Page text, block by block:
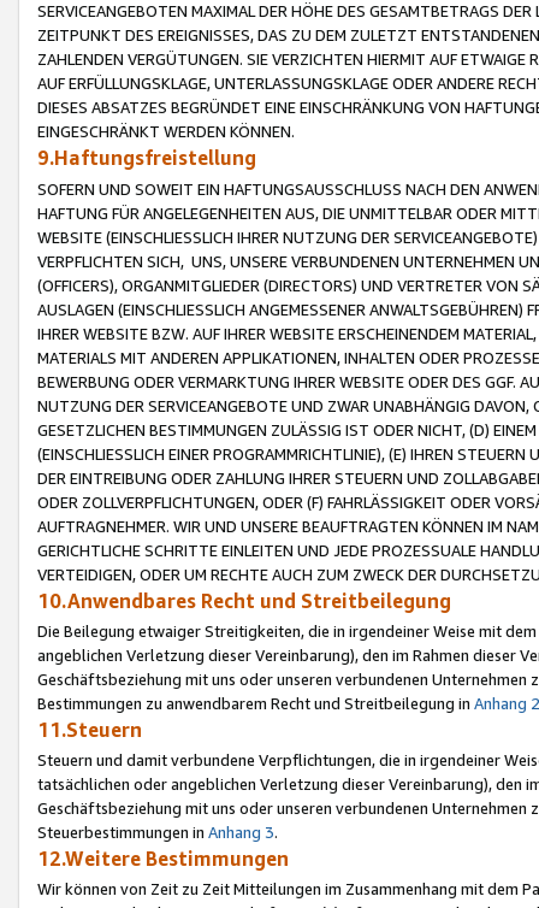
SERVICEANGEBOTEN MAXIMAL DER HÖHE DES GESAMTBETRAGS
ZEITPUNKT DES EREIGNISSES, DAS ZU DEM ZULETZT
ZAHLENDEN VERGÜTUNGEN. SIE VERZICHTEN HIERMIT AUF
AUF ERFÜLLUNGSKLAGE, UNTERLASSUNGSKLAGE ODER ANDERE
DIESES ABSATZES BEGRÜNDET EINE EINSCHRÄNKUNG VON
EINGESCHRÄNKT WERDEN KÖNNEN.
9.Haftungsfreistellung
SOFERN UND SOWEIT EIN HAFTUNGSAUSSCHLUSS NACH DEN
HAFTUNG FÜR ANGELEGENHEITEN AUS, DIE UNMITTELBAR ODER
WEBSITE (EINSCHLIESSLICH IHRER NUTZUNG DER
VERPFLICHTEN SICH, UNS, UNSERE VERBUNDENEN UNTERNEHMEN
(OFFICERS), ORGANMITGLIEDER (DIRECTORS) UND VERTRETER VON
AUSLAGEN (EINSCHLIESSLICH ANGEMESSENER
IHRER WEBSITE BZW. AUF IHRER WEBSITE ERSCHEINENDEM
MATERIALS MIT ANDEREN APPLIKATIONEN, INHALTEN ODER
BEWERBUNG ODER VERMARKTUNG IHRER WEBSITE ODER DES GGF.
NUTZUNG DER SERVICEANGEBOTE UND ZWAR UNABHÄNGIG
GESETZLICHEN BESTIMMUNGEN ZULÄSSIG IST ODER NICHT, (D)
(EINSCHLIESSLICH EINER PROGRAMMRICHTLINIE), (E) IHREN
DER EINTREIBUNG ODER ZAHLUNG IHRER STEUERN UND
ODER ZOLLVERPFLICHTUNGEN, ODER (F) FAHRLÄSSIGKEIT ODER
AUFTRAGNEHMER. WIR UND UNSERE BEAUFTRAGTEN KÖNNEN IM
GERICHTLICHE SCHRITTE EINLEITEN UND JEDE PROZESSUALE
VERTEIDIGEN, ODER UM RECHTE AUCH ZUM ZWECK DER
10.Anwendbares Recht und Streitbeilegung
Die Beilegung etwaiger Streitigkeiten, die in irgendeiner Weise mit
angeblichen Verletzung dieser Vereinbarung), den im Rahmen dieser
Geschäftsbeziehung mit uns oder unseren verbundenen
Bestimmungen zu anwendbarem Recht und Streitbeilegung in Anhang 2
11.Steuern
Steuern und damit verbundene Verpflichtungen, die in irgendeiner
tatsächlichen oder angeblichen Verletzung dieser Vereinbarung), den
Geschäftsbeziehung mit uns oder unseren verbundenen
Steuerbestimmungen in Anhang 3.
12.Weitere Bestimmungen
Wir können von Zeit zu Zeit Mitteilungen im Zusammenhang mit dem